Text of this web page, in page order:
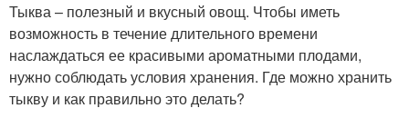
Тыква – полезный и вкусный овощ. Чтобы иметь
возможность в течение длительного времени
наслаждаться ее красивыми ароматными плодами,
нужно соблюдать условия хранения. Где можно хранить
тыкву и как правильно это делать?